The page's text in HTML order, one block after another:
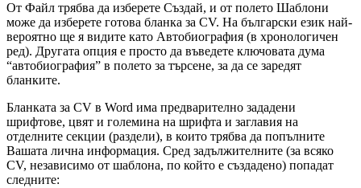
От Файл трябва да изберете Създай, и от полето Шаблони
може да изберете готова бланка за CV. На български език най-
вероятно ще я видите като Автобиография (в хронологичен
ред). Другата опция е просто да въведете ключовата дума
“автобиография” в полето за търсене, за да се заредят
бланките.
Бланката за CV в Word има предварително зададени
шрифтове, цвят и големина на шрифта и заглавия на
отделните секции (раздели), в които трябва да попълните
Вашата лична информация. Сред задължителните (за всяко
CV, независимо от шаблона, по който е създадено) попадат
следните: